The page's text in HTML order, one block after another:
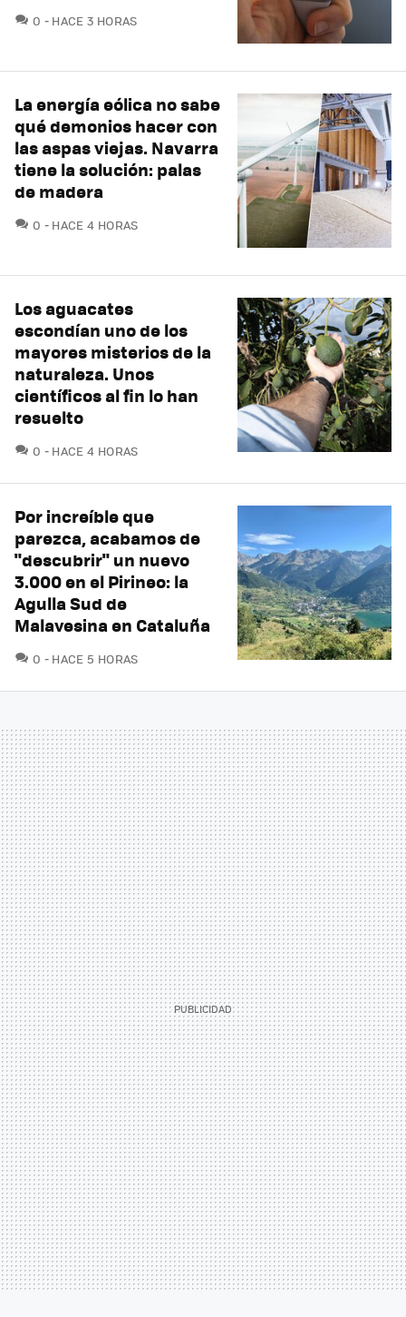
0 COMENTARIOS
HACE 3 HORAS
La energía eólica no sabe
qué demonios hacer con
las aspas viejas. Navarra
tiene la solución: palas
de madera
0 COMENTARIOS
HACE 4 HORAS
Los aguacates
escondían uno de los
mayores misterios de la
naturaleza. Unos
científicos al fin lo han
resuelto
0 COMENTARIOS
HACE 4 HORAS
Por increíble que
parezca, acabamos de
"descubrir" un nuevo
3.000 en el Pirineo: la
Agulla Sud de
Malavesina en Cataluña
0 COMENTARIOS
HACE 5 HORAS